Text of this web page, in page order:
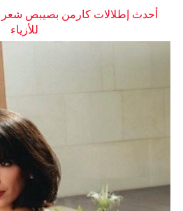
أحدث إطلالات كارمن بصيبص شعر
للأزياء